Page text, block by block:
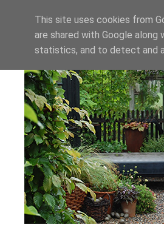
This site uses cookies from
are shared with Google
statistics, and to detect and